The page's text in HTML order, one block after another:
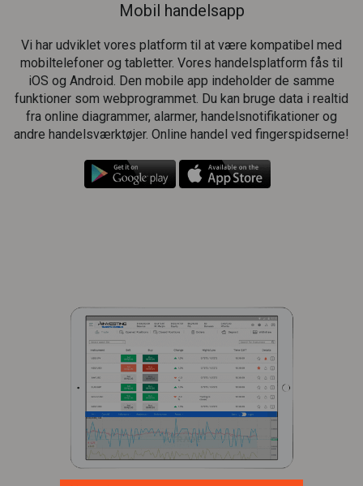
Mobil handelsapp
Vi har udviklet vores platform til at være kompatibel med
mobiltelefoner og tabletter. Vores handelsplatform fås til
iOS og Android. Den mobile app indeholder de samme
funktioner som webprogrammet. Du kan bruge data i realtid
fra online diagrammer, alarmer, handelsnotifikationer og
andre handelsværktøjer. Online handel ved fingerspidserne!